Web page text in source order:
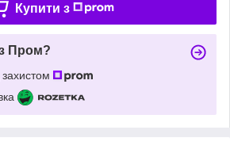
Купити з
Пром?